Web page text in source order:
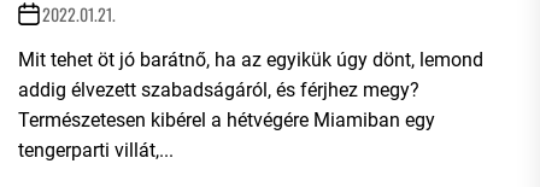
2022.01.21.
Mit tehet öt jó barátnő, ha az egyikük úgy dönt, lemond
addig élvezett szabadságáról, és férjhez megy?
Természetesen kibérel a hétvégére Miamiban egy
tengerparti villát,...